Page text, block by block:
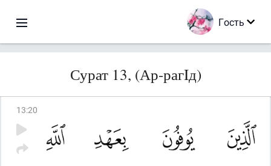
Гость
Сурат 13, (Ар-рагIд)
13:20